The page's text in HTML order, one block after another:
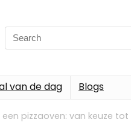
Search
for:
van de dag Blogs
pizzaoven: van keuze